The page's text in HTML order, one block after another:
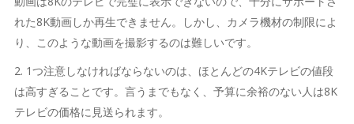
れた8K動画しか再生できません。しかし、カメラ機材の制限によ
り、このような動画を撮影するのは難しいです。
2. 1つ注意しなければならないのは、ほとんどの4Kテレビの値段
は高すぎることです。言うまでもなく、予算に余裕のない人は8K
テレビの価格に見送られます。